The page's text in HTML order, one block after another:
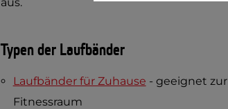
Typen der Laufbänder
Laufbänder für Zuhause - geeignet
Fitnessraum